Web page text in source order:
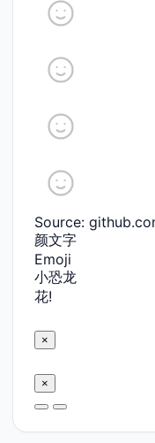
Source:
颜文字
Emoji
小恐龙
花!
×
×